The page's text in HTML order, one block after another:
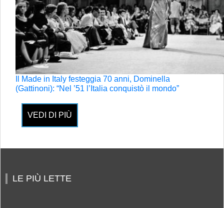
Il Made in Italy festeggia 70 anni, Dominella
(Gattinoni): “Nel ’51 l’Italia conquistò il mondo”
VEDI DI PIÙ
LE PIÙ LETTE